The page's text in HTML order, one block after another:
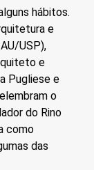
hábitos.
e
USP),
e
Pugliese e
o
do Rino
como
das